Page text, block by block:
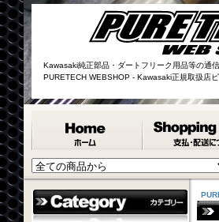
Kawasaki純正部品・ダートフリーク用品等の通
PURETECH WEBSHOP - Kawasaki正規取扱店